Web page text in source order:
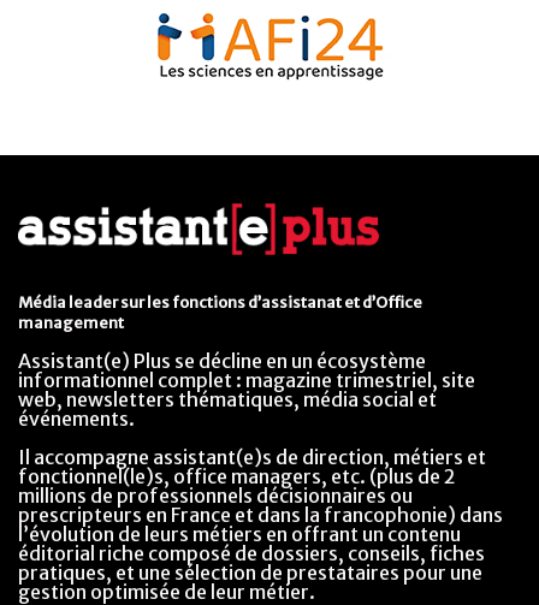
Média leader sur les fonctions d’assistanat et d’Office
management
Assistant(e) Plus se décline en un écosystème
informationnel complet : magazine trimestriel, site
web, newsletters thématiques, média social et
événements.
Il accompagne assistant(e)s de direction, métiers et
fonctionnel(le)s, office managers, etc. (plus de 2
millions de professionnels décisionnaires ou
prescripteurs en France et dans la francophonie) dans
l’évolution de leurs métiers en offrant un contenu
éditorial riche composé de dossiers, conseils, fiches
pratiques, et une sélection de prestataires pour une
gestion optimisée de leur métier.